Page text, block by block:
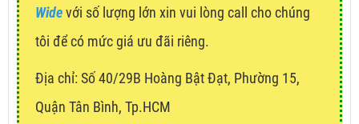
Widevới số lượng lớn xin vui lòng call cho chúng
tôi để có mức giá ưu đãi riêng.
Địa chỉ: Số 40/29B Hoàng Bật Đạt, Phường 15,
Quận Tân Bình, Tp.HCM